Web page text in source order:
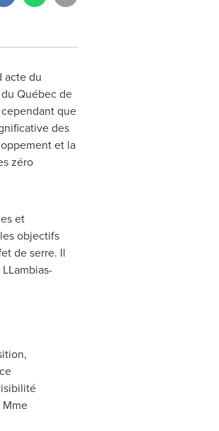
acte du
Québec de
que
des
et la
zéro
et
objectifs
de serre. Il
Mme